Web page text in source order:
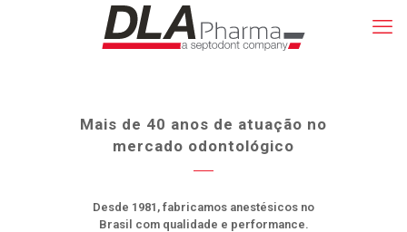
Mais de 40 anos de atuação no
mercado odontológico
Desde 1981, fabricamos anestésicos no
Brasil com qualidade e performance.